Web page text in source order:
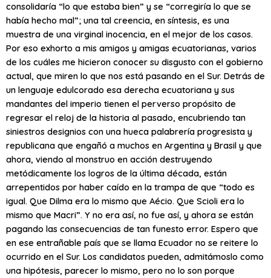
consolidaría “lo que estaba bien” y se “corregiría lo que se
había hecho mal”; una tal creencia, en síntesis, es una
muestra de una virginal inocencia, en el mejor de los casos.
Por eso exhorto a mis amigos y amigas ecuatorianas, varios
de los cuáles me hicieron conocer su disgusto con el gobierno
actual, que miren lo que nos está pasando en el Sur. Detrás de
un lenguaje edulcorado esa derecha ecuatoriana y sus
mandantes del imperio tienen el perverso propósito de
regresar el reloj de la historia al pasado, encubriendo tan
siniestros designios con una hueca palabrería progresista y
republicana que engañó a muchos en Argentina y Brasil y que
ahora, viendo al monstruo en acción destruyendo
metódicamente los logros de la última década, están
arrepentidos por haber caído en la trampa de que “todo es
igual. Que Dilma era lo mismo que Aécio. Que Scioli era lo
mismo que Macri”. Y no era así, no fue así, y ahora se están
pagando las consecuencias de tan funesto error. Espero que
en ese entrañable país que se llama Ecuador no se reitere lo
ocurrido en el Sur. Los candidatos pueden, admitámoslo como
una hipótesis, parecer lo mismo, pero no lo son porque